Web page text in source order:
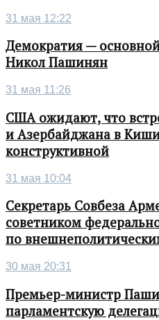
31 мая 12:22
Демократия —
Никол Пашинян
31 мая 11:26
США ожидают, что
и Азербайджана в
конструктивной
31 мая 10:04
Секретарь Совбеза
советником
по
30 мая 20:31
Премьер-министр
парламентскую